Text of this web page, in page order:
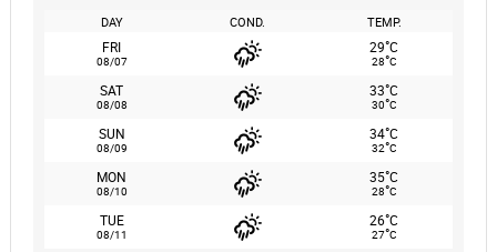
DAY COND. TEMP.
FRI
08/07
29°C
28°C
SAT
08/08
33°C
30°C
SUN
08/09
34°C
32°C
MON
08/10
35°C
28°C
TUE
08/11
26°C
27°C